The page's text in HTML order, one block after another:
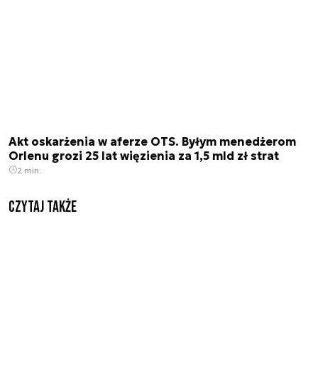
Akt oskarżenia w aferze OTS. Byłym menedżerom
Orlenu grozi 25 lat więzienia za 1,5 mld zł strat
2 min.
Czytaj także